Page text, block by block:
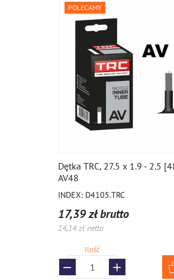
POLECAMY
Dętka TRC, 27.5 x 1.9 - 2.5
AV48
INDEX: D4105.TRC
17,39 zł brutto
14,14 zł netto
Ilość